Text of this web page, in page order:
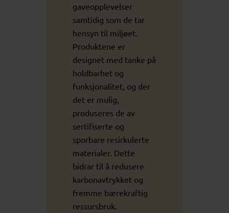
gaveopplevelser
samtidig som de tar
hensyn til miljøet.
Produktene er
designet med tanke på
holdbarhet og
funksjonalitet, og der
det er mulig,
produseres de av
sertifiserte og
sporbare resirkulerte
materialer. Dette
bidrar til å redusere
karbonavtrykket og
fremme bærekraftig
ressursbruk.